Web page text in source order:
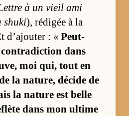
à un vieil ami
shuki), ré­di­gée à la
d’ajou­ter : « Peut-
dans
moi qui, tout en
la na­tu­re, dé­cide de
la na­ture est belle
dans mon ul­time